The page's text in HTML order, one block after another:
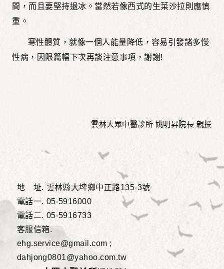
間，而且要堅持退冰。當然若像西式的生菜沙拉則應慎
重。
寒性體質，就像一個人能量降低，容易引發諸多慢
性病，因限篇幅下次再談注意事項，謝謝!
雲林大眾中醫診所 姚明昇院長 親撰
地 址. 雲林縣大埤鄉中正路135-3號
電話一. 05-5916000
電話二. 05-5916733
客服信箱.
ehg.service@gmail.com ;
dahjong0801@yahoo.com.tw